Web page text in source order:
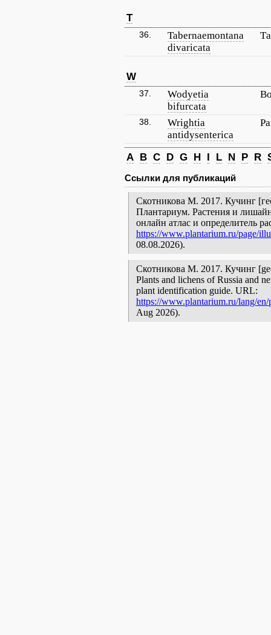
T
36.
Tabernaemontana
divaricata
W
37.
Wodyetia
bifurcata
38.
Wrightia
antidysenterica
A B C D G H I L N P R
Ссылки для публикаций
Скотникова М. 2017. Кучинг
Плантариум. Растения и
онлайн атлас и определитель
https://www.plantarium.ru/page/
08.08.2026).
Скотникова М. 2017. Кучинг
Plants and lichens of Russia and
plant identification guide. URL:
https://www.plantarium.ru/lang/
Aug 2026).